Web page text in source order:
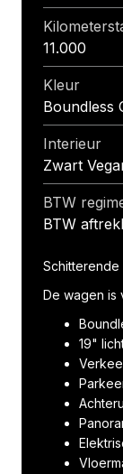
11.000
Kleur
Boundless
Interieur
Zwart
BTW
BTW
Schitterende
De wagen is
19"